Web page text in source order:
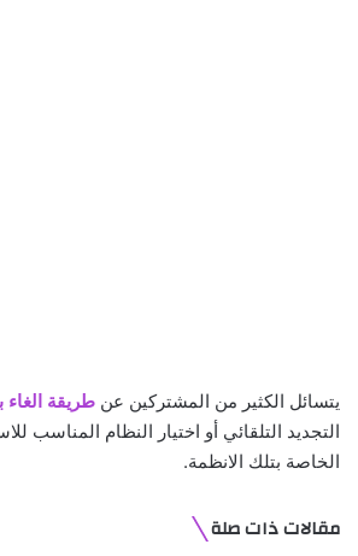
يتسائل الكثير من المشتركين عن طريقة الغاء
التجديد التلقائي أو اختيار النظام المناسب
الخاصة بتلك الانظمة.
مقالات ذات صلة